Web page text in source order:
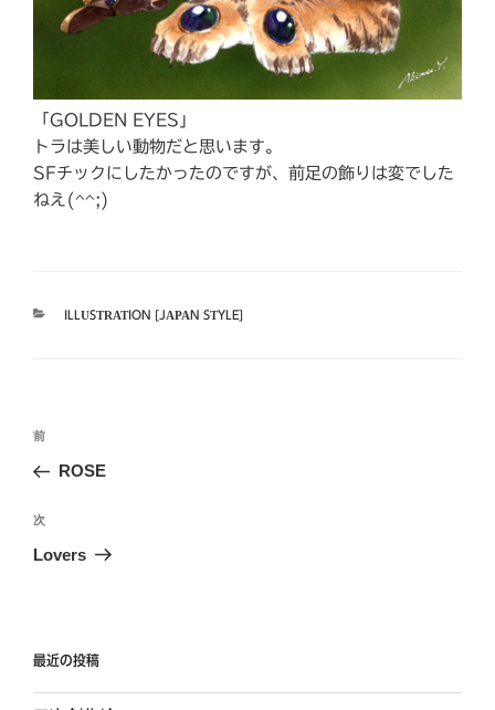
「GOLDEN EYES」
トラは美しい動物だと思います。
SFチックにしたかったのですが、前足の飾りは変でした
ねえ(^^;)
カILLUSTRATION [JAPAN STYLE]
投
ビ
ゲ
ン
前
の
稿
前
ROSE
次
の
次
Lovers
最近の投稿